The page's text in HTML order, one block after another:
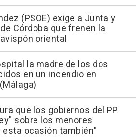
(PSOE) exige a Junta y
Córdoba que frenen la
oriental
la madre de los dos
en un incendio en
que los gobiernos del PP
sobre los menores
esta ocasión también"